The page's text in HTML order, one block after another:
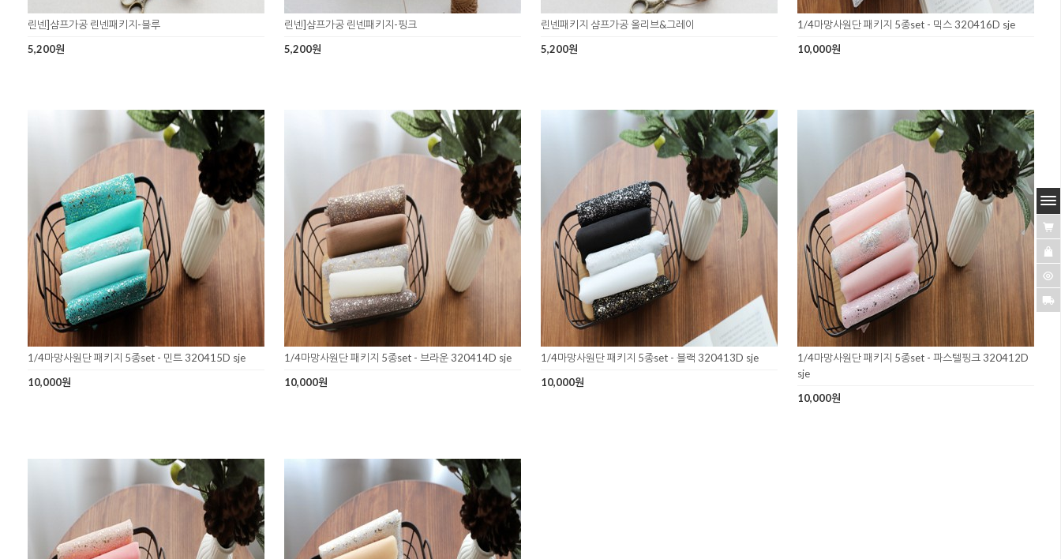
린넨]샴프가공 린넨패키지-블루
5,200원
린넨]샴프가공 린넨패키지-핑크
5,200원
린넨패키지 샴프가공 올리브&그레이
5,200원
1/4마망사원단 패키지 5종set - 믹스 320416D sje
10,000원
1/4마망사원단 패키지 5종set - 민트 320415D sje
10,000원
1/4마망사원단 패키지 5종set - 브라운 320414D sje
10,000원
1/4마망사원단 패키지 5종set - 블랙 320413D sje
10,000원
1/4마망사원단 패키지 5종set - 파스텔핑크 320412D
sje
10,000원